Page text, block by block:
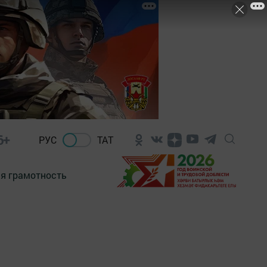
РУС ТАТ
грамотность